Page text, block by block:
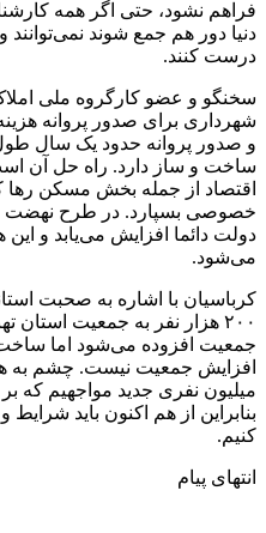
فراهم نشود، حتی اگر همه
دنیا دور هم جمع شوند
درست کنند.
سخنگو و عضو کارگروه ملی
شهرداری برای صدور پروانه
و صدور پروانه حدود یک سال
ساخت و ساز دارد. راه حل آن
اقتصاد از جمله بخش مسکن رها
خصوصی بسپارد. در طرح نهضت
دولت دائما افزایش می‌یابد و
می‌شود.
کرباسیان با اشاره به صحبت
۲۰۰ هزار نفر به جمعیت
جمعیت افزوده می‌شود اما
میلیون نفری جدید مواجهیم که
بنابراین از هم اکنون باید
کنیم.
انتهای پیام